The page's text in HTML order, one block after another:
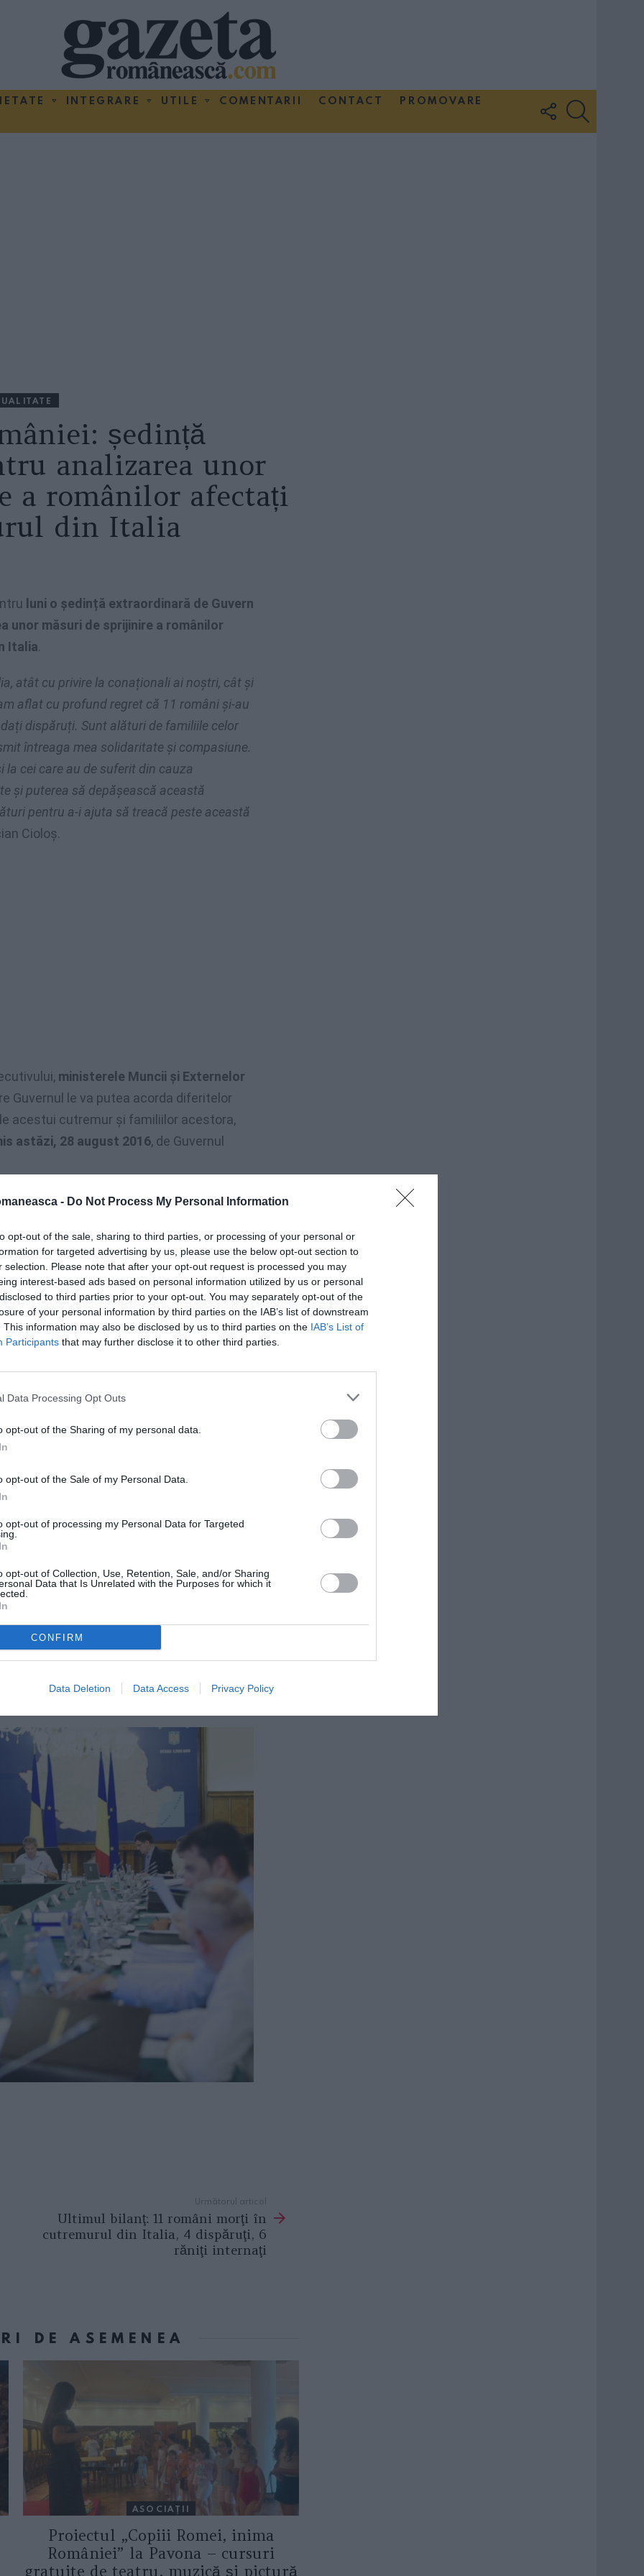
- Do Not Process My Personal Information
opt-out of the sale, sharing to third parties, or processing of your personal or
for targeted advertising by us, please use the below opt-out section to
selection. Please note that after your opt-out request is processed you may
interest-based ads based on personal information utilized by us or personal
to third parties prior to your opt-out. You may separately opt-out of the
of your personal information by third parties on the IAB’s list of downstream
This information may also be disclosed by us to third parties on the IAB’s List of
Participants that may further disclose it to other third parties.
Data Processing Opt Outs
opt-out of the Sharing of my personal data.
opt-out of the Sale of my Personal Data.
opt-out of processing my Personal Data for Targeted
opt-out of Collection, Use, Retention, Sale, and/or Sharing
Data that Is Unrelated with the Purposes for which it
CONFIRM
Data Deletion Data Access Privacy Policy
INTEGRARE UTILE COMENTARII CONTACT
PROMOVARE
FOLLOW
US
ședință
analizarea unor
a românilor afectați
din Italia
luni o ședință extraordinară de Guvern
unor măsuri de sprijinire a românilor
Italia.
atât cu privire la conaționali ai noștri, cât și
aflat cu profund regret că 11 români și-au
dispăruți. Sunt alături de familiile celor
întreaga mea solidaritate și compasiune.
la cei care au de suferit din cauza
și puterea să depășească această
pentru a-i ajuta să treacă peste această
Cioloș.
ministerele Muncii și Externelor
Guvernul le va putea acorda diferitelor
acestui cutremur și familiilor acestora,
astăzi, 28 august 2016, de Guvernul
pentru relațiile cu românii de
28 august 2016, în centrul Italiei
urmând să prezinte Guvernului o
fi repatriate corpurile neînsuflețite a
produs la 24 august a.c.
costuri au fost suportate integral de
de Urgență aflat la dispoziția
luni către țară.
unor echipe de sprijin psihologic
sursa citată.
a urcat la 291 de morți: 11 cetățeni
dispăruți – UPDATE
devastator a făcut 284 de victime
Recomandările Protecției Civile din
timpul nopții, morți și distrugere –
Următorul articol
Ultimul bilanţ: 11 români morţi în
cutremurul din Italia, 4 dispăruţi, 6
răniţi internaţi
DE ASEMENEA
ASOCIAŢII
Proiectul „Copiii Romei, inima
României” la Pavona – cursuri
gratuite de teatru, muzică și pictură